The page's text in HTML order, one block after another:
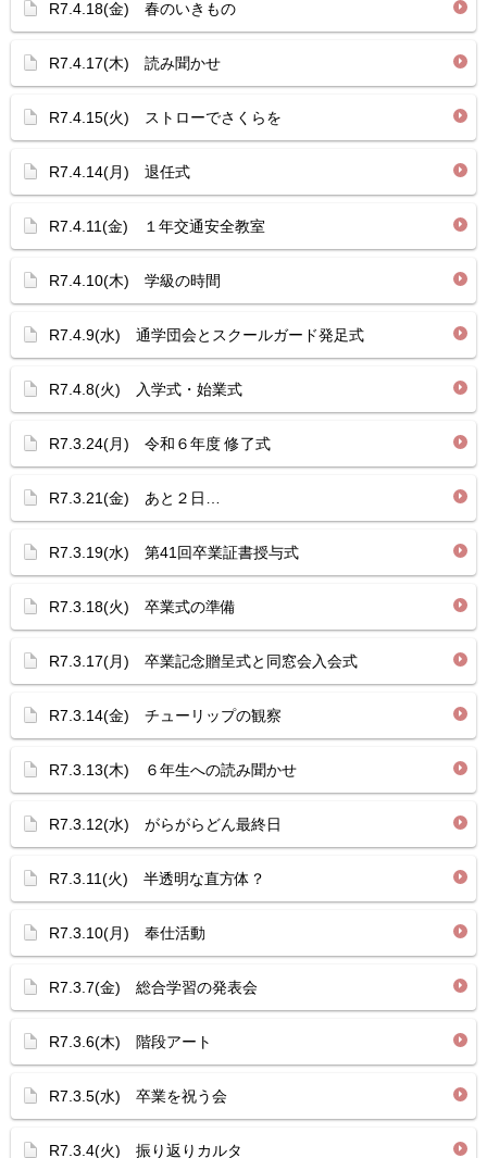
R7.4.18(金) 春のいきもの
R7.4.17(木) 読み聞かせ
R7.4.15(火) ストローでさくらを
R7.4.14(月) 退任式
R7.4.11(金) １年交通安全教室
R7.4.10(木) 学級の時間
R7.4.9(水) 通学団会とスクールガード発足式
R7.4.8(火) 入学式・始業式
R7.3.24(月) 令和６年度 修了式
R7.3.21(金) あと２日…
R7.3.19(水) 第41回卒業証書授与式
R7.3.18(火) 卒業式の準備
R7.3.17(月) 卒業記念贈呈式と同窓会入会式
R7.3.14(金) チューリップの観察
R7.3.13(木) ６年生への読み聞かせ
R7.3.12(水) がらがらどん最終日
R7.3.11(火) 半透明な直方体？
R7.3.10(月) 奉仕活動
R7.3.7(金) 総合学習の発表会
R7.3.6(木) 階段アート
R7.3.5(水) 卒業を祝う会
R7.3.4(火) 振り返りカルタ